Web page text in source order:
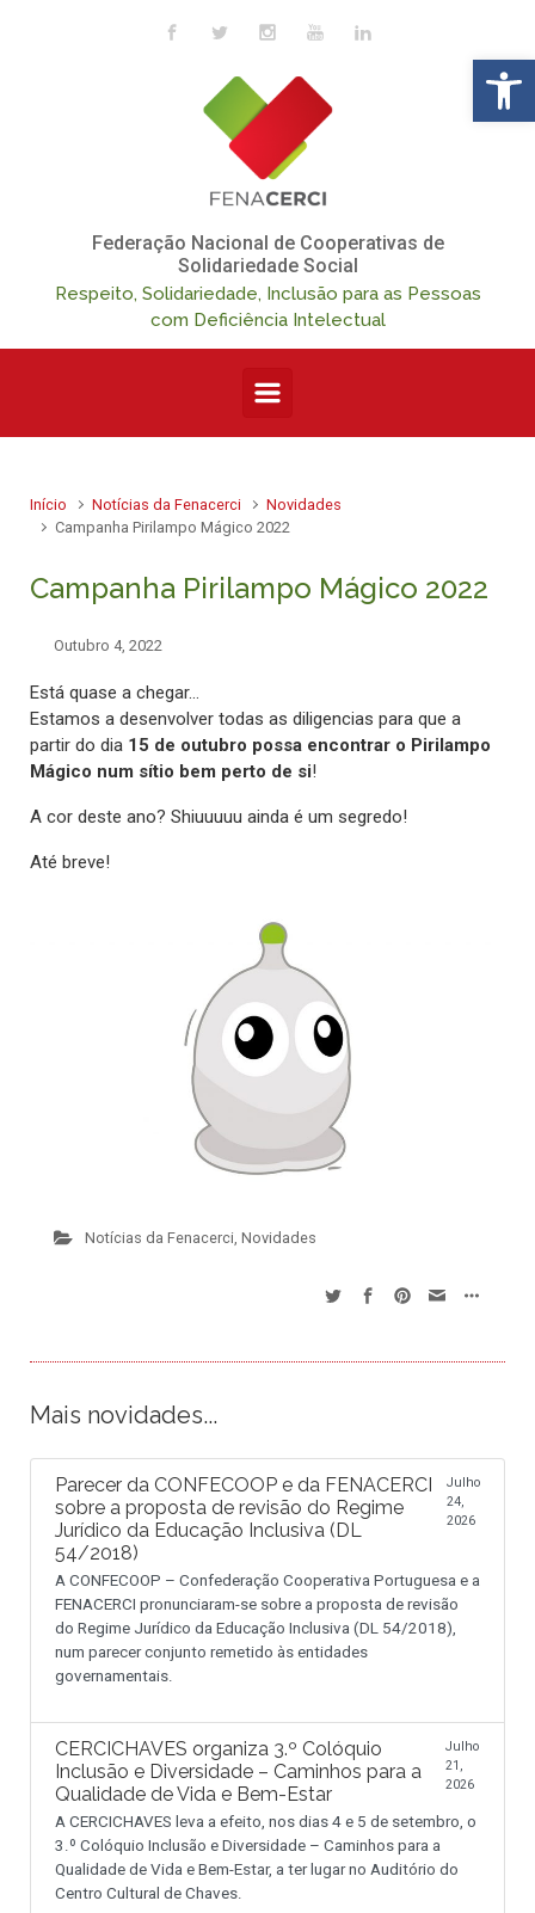
Skip to main content
Federação Nacional de Cooperativas de
Solidariedade Social
Respeito, Solidariedade, Inclusão para as Pessoas
com Deficiência Intelectual
Início Notícias da Fenacerci
Novidades
Campanha Pirilampo Mágico 2022
Campanha Pirilampo Mágico 2022
Outubro 4, 2022
Está quase a chegar…
Estamos a desenvolver todas as diligencias para que a
partir do dia 15 de outubro possa encontrar o Pirilampo
Mágico num sítio bem perto de si!
A cor deste ano? Shiuuuuu ainda é um segredo!
Até breve!
Notícias da Fenacerci Novidades
Mais novidades...
Parecer da CONFECOOP e da FENACERCI
sobre a proposta de revisão do Regime
Jurídico da Educação Inclusiva (DL
54/2018)
Julho
24,
2026
A CONFECOOP – Confederação Cooperativa Portuguesa e a
FENACERCI pronunciaram-se sobre a proposta de revisão
do Regime Jurídico da Educação Inclusiva (DL 54/2018),
num parecer conjunto remetido às entidades
governamentais.
CERCICHAVES organiza 3.º Colóquio
Inclusão e Diversidade – Caminhos para a
Qualidade de Vida e Bem-Estar
Julho
21,
2026
A CERCICHAVES leva a efeito, nos dias 4 e 5 de setembro, o
3.º Colóquio Inclusão e Diversidade – Caminhos para a
Qualidade de Vida e Bem-Estar, a ter lugar no Auditório do
Centro Cultural de Chaves.